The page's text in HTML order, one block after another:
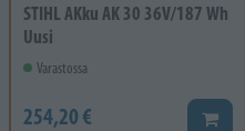
STIHL AKku AK 30 36V/187 Wh
Uusi
Varastossa
254,20 €